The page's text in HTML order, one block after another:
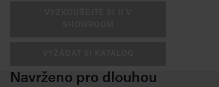
Navrženo pro dlouhou